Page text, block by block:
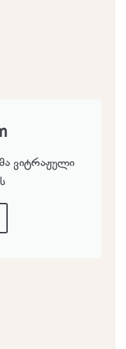
ვიტრაჟული